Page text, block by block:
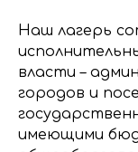
Наш лагерь
власти –
городов и
имеющими